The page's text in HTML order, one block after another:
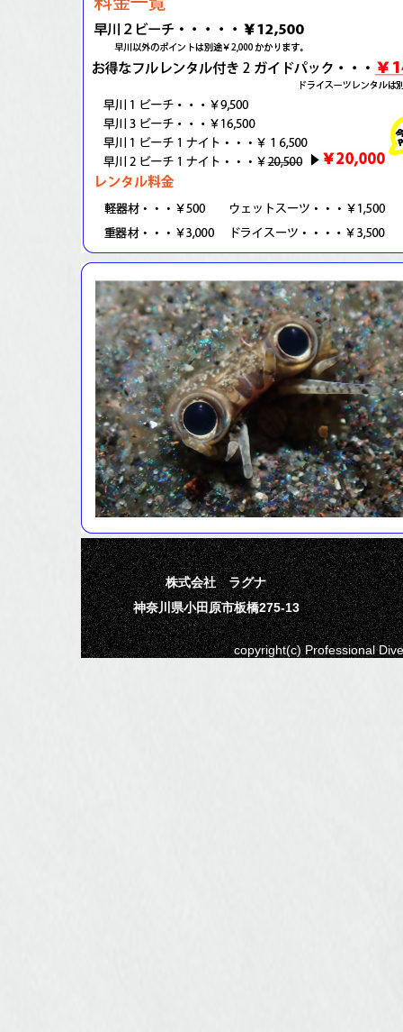
株式会社 ラグナ
神奈川県小田原市板橋275-13
copyright(c) Professional